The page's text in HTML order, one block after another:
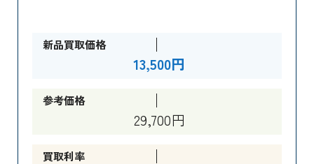
新品買取価格
13,500円
参考価格
29,700円
買取利率